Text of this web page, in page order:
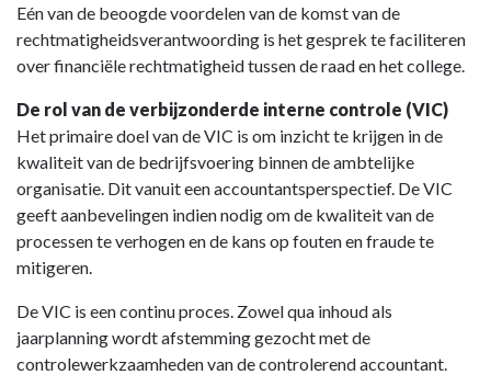
Eén van de beoogde voordelen van de komst van de
rechtmatigheidsverantwoording is het gesprek te faciliteren
over financiële rechtmatigheid tussen de raad en het college.
De rol van de verbijzonderde interne controle (VIC)
Het primaire doel van de VIC is om inzicht te krijgen in de
kwaliteit van de bedrijfsvoering binnen de ambtelijke
organisatie. Dit vanuit een accountantsperspectief. De VIC
geeft aanbevelingen indien nodig om de kwaliteit van de
processen te verhogen en de kans op fouten en fraude te
mitigeren.
De VIC is een continu proces. Zowel qua inhoud als
jaarplanning wordt afstemming gezocht met de
controlewerkzaamheden van de controlerend accountant.